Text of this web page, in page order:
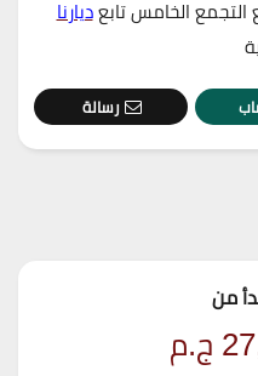
التجمع الخامس تابعديارنا
رسالة
من
ج.م